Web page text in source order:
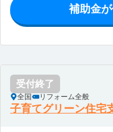
補助金
受付終了
全国 リフォーム全般
子育てグリーン住宅